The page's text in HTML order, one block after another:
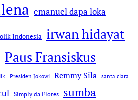
emanuel dapa loka
Indonesia irwan hidayat
Paus Fransiskus
Presiden Jokowi Remmy Sila santa clara
Simply da Flores sumba